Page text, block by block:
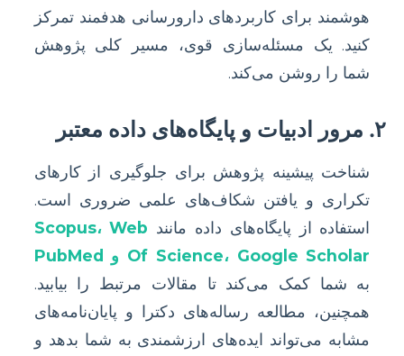
هوشمند برای کاربردهای دارورسانی هدفمند تمرکز
کنید. یک مسئله‌سازی قوی، مسیر کلی پژوهش
شما را روشن می‌کند.
۲. مرور ادبیات و پایگاه‌های داده معتبر
شناخت پیشینه پژوهش برای جلوگیری از کارهای
تکراری و یافتن شکاف‌های علمی ضروری است.
استفاده از پایگاه‌های داده مانند Scopus، Web
Of Science، Google Scholar و PubMed
به شما کمک می‌کند تا مقالات مرتبط را بیابید.
همچنین، مطالعه رساله‌های دکترا و پایان‌نامه‌های
مشابه می‌تواند ایده‌های ارزشمندی به شما بدهد و